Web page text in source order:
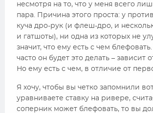
несмотря на то, что у меня всего
пара. Причина этого проста: у
куча дро-рук (и флеш-дро, и
и гатшоты), ни одна из которых не
значит, что ему есть с чем
часто он будет это делать – зависит
Но ему есть с чем, в отличие от
Я хочу, чтобы вы четко запомнили
уравниваете ставку на ривере,
соперник может блефовать, то вы